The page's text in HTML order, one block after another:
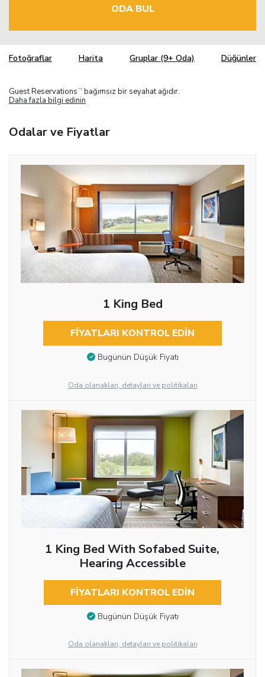
ODA BUL
Fotoğraflar Harita Gruplar (9+ Oda) Düğünler
Guest Reservations TM bağımsız bir seyahat ağıdır.
Daha fazla bilgi edinin
Odalar ve Fiyatlar
1 King Bed
FIYATLARI KONTROL EDIN
Bugünün Düşük Fiyatı
Oda olanakları, detayları ve politikaları
1 King Bed With Sofabed Suite,
Hearing Accessible
FIYATLARI KONTROL EDIN
Bugünün Düşük Fiyatı
Oda olanakları, detayları ve politikaları